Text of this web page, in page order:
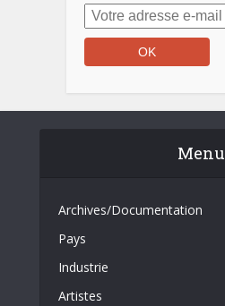
Menu
Archives/Documentation
Pays
Industrie
Artistes